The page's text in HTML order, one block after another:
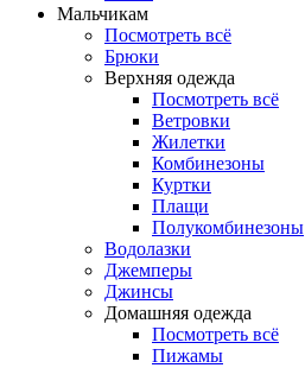
Мальчикам
Посмотреть всё
Брюки
Верхняя одежда
Посмотреть всё
Ветровки
Жилетки
Комбинезоны
Куртки
Плащи
Полукомбинезоны
Водолазки
Джемперы
Джинсы
Домашняя одежда
Посмотреть всё
Пижамы